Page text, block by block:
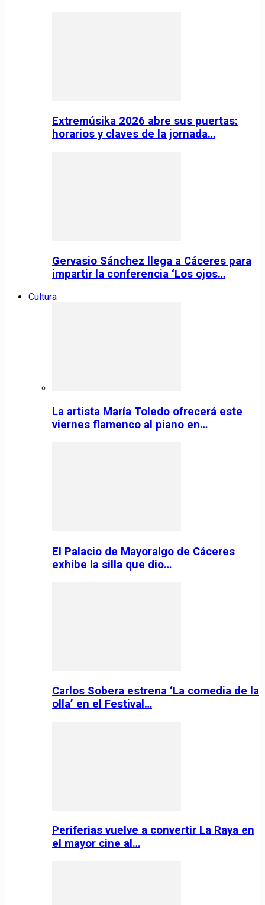
Extremúsika 2026 abre sus puertas:
horarios y claves de la jornada…
Gervasio Sánchez llega a Cáceres para
impartir la conferencia ‘Los ojos…
Cultura
La artista María Toledo ofrecerá este
viernes flamenco al piano en…
El Palacio de Mayoralgo de Cáceres
exhibe la silla que dio…
Carlos Sobera estrena ‘La comedia de la
olla’ en el Festival…
Periferias vuelve a convertir La Raya en
el mayor cine al…